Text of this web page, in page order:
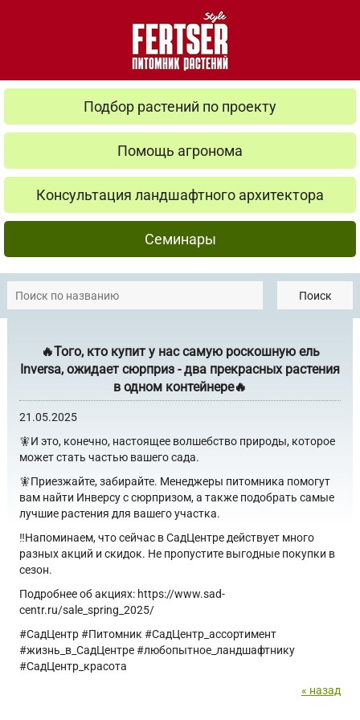
Подбор растений по проекту
Помощь агронома
Консультация ландшафтного архитектора
Семинары
Поиск
🔥Того, кто купит у нас самую роскошную ель
Inversa, ожидает сюрприз - два прекрасных растения
в одном контейнере🔥
21.05.2025
🧚И это, конечно, настоящее волшебство природы, которое
может стать частью вашего сада.
🧚Приезжайте, забирайте. Менеджеры питомника помогут
вам найти Инверсу с сюрпризом, а также подобрать самые
лучшие растения для вашего участка.
‼️Напоминаем, что сейчас в СадЦентре действует много
разных акций и скидок. Не пропустите выгодные покупки в
сезон.
Подробнее об акциях: https://www.sad-
centr.ru/sale_spring_2025/
#СадЦентр #Питомник #СадЦентр_ассортимент
#жизнь_в_CадЦентре #любопытное_ландшафтнику
#СадЦентр_красота
« назад